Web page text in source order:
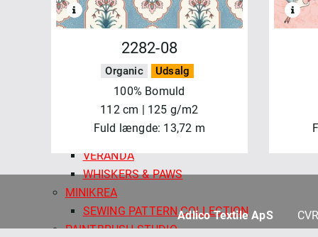
REGATTA DAYS
SALE - MAYWOOD
SHADOW PLAY
SHADOW PLAY FLANNEL
SIPPIN´ON SUNSHINE
STITCHED WITH LOVE
TOGETHER IS BETTER
VERANDA
WHISKERS & PAWS
MINIKREA
SEWING PATTERN COLLECTION
PAINTBRUSH STUDIO
2282-08
Organic Udsalg
100% Bomuld
112 cm | 125 g/m2
Fuld længde: 13,72 m
Adlico Textile ApS